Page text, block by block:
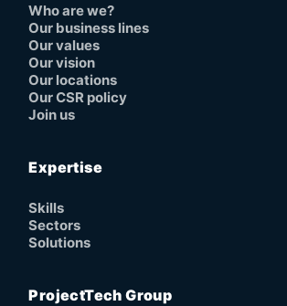
Who are we?
Our business lines
Our values
Our vision
Our locations
Our CSR policy
Join us
Expertise
Skills
Sectors
Solutions
ProjectTech Group